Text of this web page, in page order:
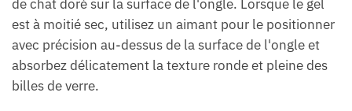
de chat doré sur la surface de l'ongle. Lorsque le gel
est à moitié sec, utilisez un aimant pour le positionner
avec précision au-dessus de la surface de l'ongle et
absorbez délicatement la texture ronde et pleine des
billes de verre.